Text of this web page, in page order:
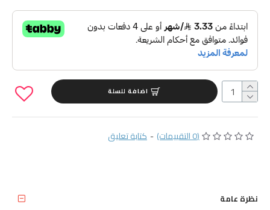
(0 التقييمات) - كتابة تعليق
اضافة للسلة
نظرة عامة